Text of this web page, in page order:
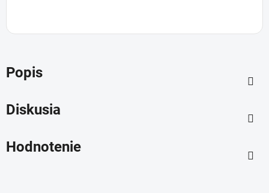
Popis
Diskusia
Hodnotenie